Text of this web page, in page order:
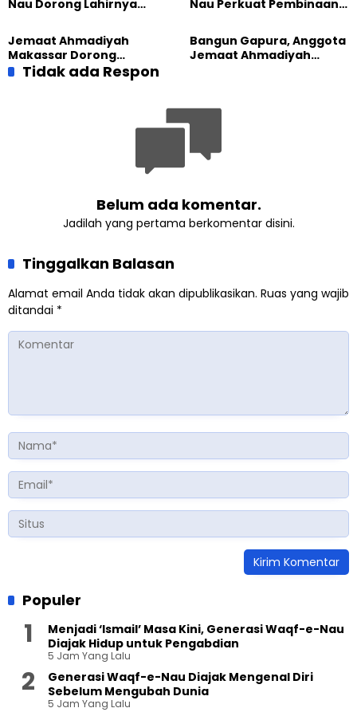
Nau Dorong Lahirnya
yang Militan
Nau Perkuat Pembinaan
Masa Depan
Jemaat Ahmadiyah
Makassar Dorong
Kesadaran Lingkungan
Lewat Edukasi Ekoteologi
Bangun Gapura, Anggota
Jemaat Ahmadiyah
Tidak ada Respon
Belum ada komentar.
Jadilah yang pertama berkomentar disini.
Tinggalkan Balasan
Alamat email Anda tidak akan dipublikasikan. Ruas yang wajib
ditandai *
Populer
Menjadi ‘Ismail’ Masa Kini, Generasi Waqf-e-Nau
Diajak Hidup untuk Pengabdian
5 Jam Yang Lalu
Generasi Waqf-e-Nau Diajak Mengenal Diri
Sebelum Mengubah Dunia
5 Jam Yang Lalu